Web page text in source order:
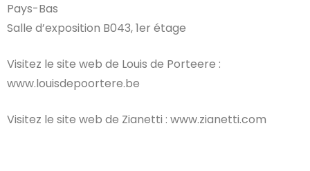
Pays-Bas
Salle d’exposition B043, 1er étage
Visitez le site web de Louis de Porteere :
www.louisdepoortere.be
Visitez le site web de Zianetti : www.zianetti.com